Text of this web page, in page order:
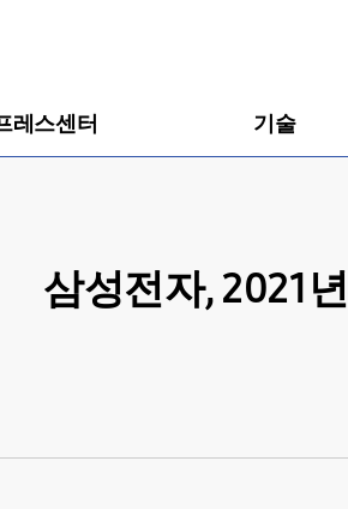
레스센터 기술
삼성전자, 2021